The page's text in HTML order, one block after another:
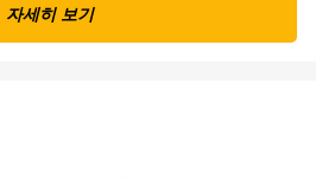
자세히 보기